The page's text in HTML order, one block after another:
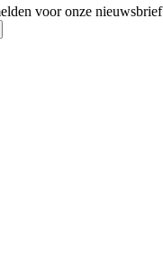
voor onze nieuwsbrief